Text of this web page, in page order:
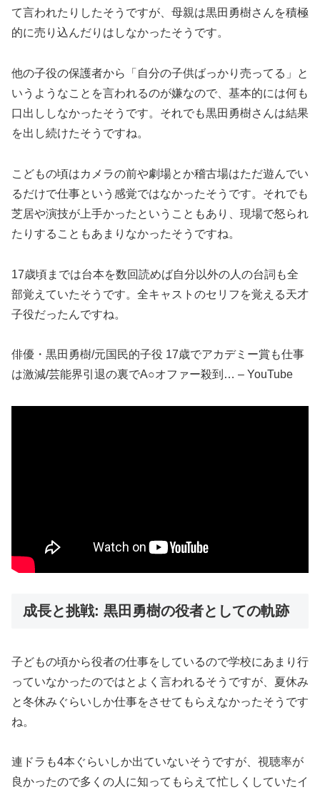
て言われたりしたそうですが、母親は黒田勇樹さんを積極
的に売り込んだりはしなかったそうです。
他の子役の保護者から「自分の子供ばっかり売ってる」と
いうようなことを言われるのが嫌なので、基本的には何も
口出ししなかったそうです。それでも黒田勇樹さんは結果
を出し続けたそうですね。
こどもの頃はカメラの前や劇場とか稽古場はただ遊んでい
るだけで仕事という感覚ではなかったそうです。それでも
芝居や演技が上手かったということもあり、現場で怒られ
たりすることもあまりなかったそうですね。
17歳頃までは台本を数回読めば自分以外の人の台詞も全
部覚えていたそうです。全キャストのセリフを覚える天才
子役だったんですね。
俳優・黒田勇樹/元国民的子役 17歳でアカデミー賞も仕事
は激減/芸能界引退の裏でA○オファー殺到… – YouTube
成長と挑戦: 黒田勇樹の役者としての軌跡
子どもの頃から役者の仕事をしているので学校にあまり行
っていなかったのではとよく言われるそうですが、夏休み
と冬休みぐらいしか仕事をさせてもらえなかったそうです
ね。
連ドラも4本ぐらいしか出ていないそうですが、視聴率が
良かったので多くの人に知ってもらえて忙しくしていたイ